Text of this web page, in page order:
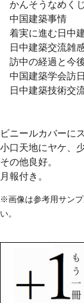
かんそうなめく
中国建築事情
着実に進む日中
日中建築交流雑
訪中の経過と今
中国建築学会訪
日中建築技術交
ビニールカバーに
小口天地にヤケ、
その他良好。
月報付き。
※画像は参考用サン
い。